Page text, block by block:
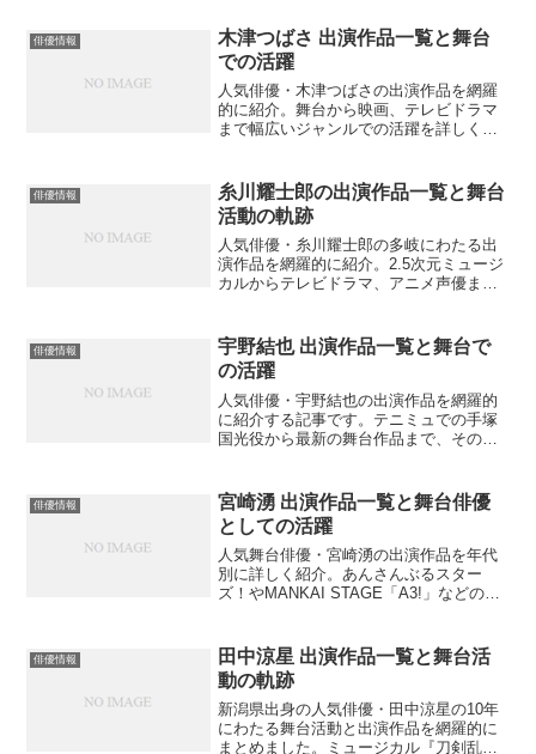
俳優情報
木津つばさ 出演作品一覧と舞台
での活躍
人気俳優・木津つばさの出演作品を網羅
的に紹介。舞台から映画、テレビドラマ
まで幅広いジャンルでの活躍を詳しく解
俳優情報
糸川耀士郎の出演作品一覧と舞台
活動の軌跡
人気俳優・糸川耀士郎の多岐にわたる出
演作品を網羅的に紹介。2.5次元ミュージ
カルからテレビドラマ、アニメ声優ま
惹かれましたか？
俳優情報
宇野結也 出演作品一覧と舞台で
の活躍
人気俳優・宇野結也の出演作品を網羅的
に紹介する記事です。テニミュでの手塚
国光役から最新の舞台作品まで、その演
俳優情報
宮崎湧 出演作品一覧と舞台俳優
としての活躍
人気舞台俳優・宮崎湧の出演作品を年代
別に詳しく紹介。あんさんぶるスター
ズ！やMANKAI STAGE「A3!」などの代
崎湧が好きですか？
俳優情報
田中涼星 出演作品一覧と舞台活
動の軌跡
新潟県出身の人気俳優・田中涼星の10年
にわたる舞台活動と出演作品を網羅的に
まとめました。ミュージカル『刀剣乱